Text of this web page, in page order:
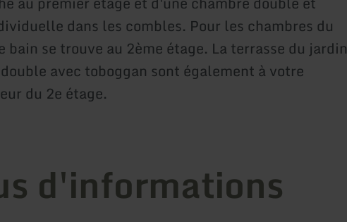
dans les combles. Pour les chambres du
bain se trouve au 2ème étage. La terrasse du jardin
avec toboggan sont également à votre
du 2e étage.
d'informations